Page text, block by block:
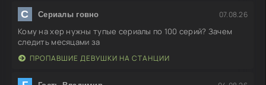
С Сериалы говно 07.08.26
Кому на хер нужны тупые сериалы по 100 серий? Зачем
следить месяцами за
ПРОПАВШИЕ ДЕВУШКИ НА СТАНЦИИ